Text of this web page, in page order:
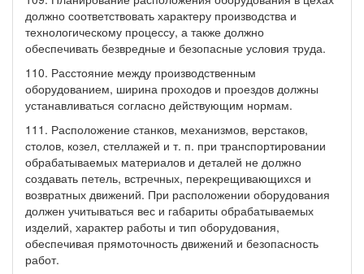
должно соответствовать характеру производства и
технологическому процессу, а также должно
обеспечивать безвредные и безопасные условия труда.
110. Расстояние между производственным
оборудованием, ширина проходов и проездов должны
устанавливаться согласно действующим нормам.
111. Расположение станков, механизмов, верстаков,
столов, козел, стеллажей и т. п. при транспортировании
обрабатываемых материалов и деталей не должно
создавать петель, встречных, перекрещивающихся и
возвратных движений. При расположении оборудования
должен учитываться вес и габариты обрабатываемых
изделий, характер работы и тип оборудования,
обеспечивая прямоточность движений и безопасность
работ.